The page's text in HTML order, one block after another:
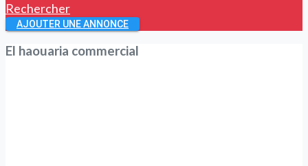
Rechercher
AJOUTER UNE ANNONCE
El haouaria commercial